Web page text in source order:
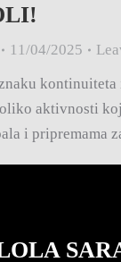
11/04/2025
kontinuiteta
aktivnosti
i pripremama